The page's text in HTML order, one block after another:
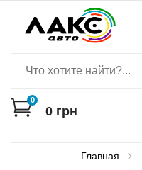
0
0 грн
Главная